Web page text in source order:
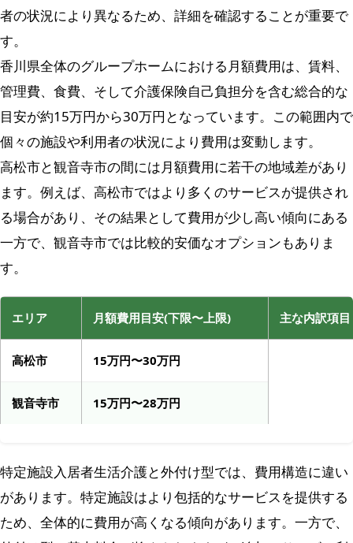
者の状況により異なるため、詳細を確認することが重要で
す。
香川県全体のグループホームにおける月額費用は、賃料、
管理費、食費、そして介護保険自己負担分を含む総合的な
目安が約15万円から30万円となっています。この範囲内で
個々の施設や利用者の状況により費用は変動します。
高松市と観音寺市の間には月額費用に若干の地域差があり
ます。例えば、高松市ではより多くのサービスが提供され
る場合があり、その結果として費用が少し高い傾向にある
一方で、観音寺市では比較的安価なオプションもありま
す。
エリア 月額費用目安(下限〜上限) 主な内訳項目
高松市 15万円〜30万円
観音寺市 15万円〜28万円
特定施設入居者生活介護と外付け型では、費用構造に違い
があります。特定施設はより包括的なサービスを提供する
ため、全体的に費用が高くなる傾向があります。一方で、